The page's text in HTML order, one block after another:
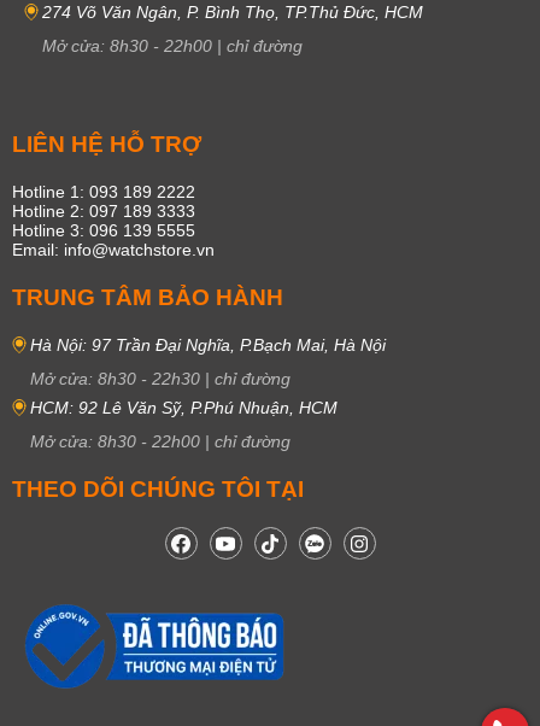
274 Võ Văn Ngân, P. Bình Thọ, TP.Thủ Đức, HCM
Mở cửa: 8h30 - 22h00 | chỉ đường
LIÊN HỆ HỖ TRỢ
Hotline 1: 093 189 2222
Hotline 2: 097 189 3333
Hotline 3: 096 139 5555
Email: info@watchstore.vn
TRUNG TÂM BẢO HÀNH
Hà Nội: 97 Trần Đại Nghĩa, P.Bạch Mai, Hà Nội
Mở cửa: 8h30 - 22h30 | chỉ đường
HCM: 92 Lê Văn Sỹ, P.Phú Nhuận, HCM
Mở cửa: 8h30 - 22h00 | chỉ đường
THEO DÕI CHÚNG TÔI TẠI